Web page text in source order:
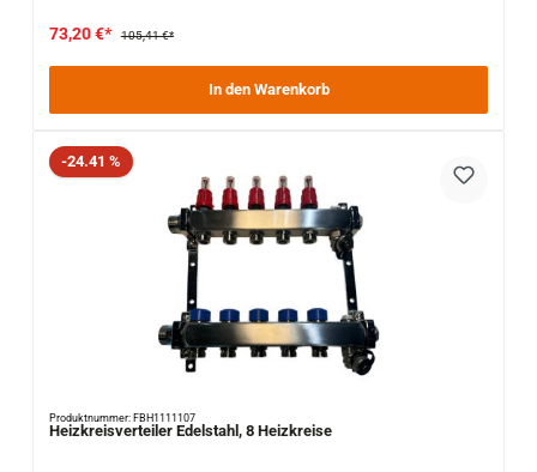
73,20 €* 105,41 €*
In den Warenkorb
Rabatt
-24.41 %
Produktnummer: FBH1111107
Heizkreisverteiler Edelstahl, 8 Heizkreise